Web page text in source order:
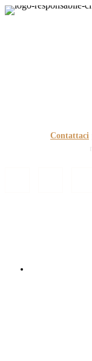
Contattaci